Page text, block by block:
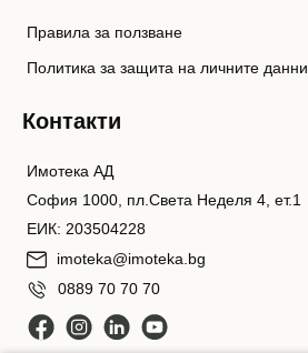
Правила за ползване
Политика за защита на личните данни
Контакти
Имотека АД
София 1000, пл.Света Неделя 4, ет.1
ЕИК: 203504228
imoteka@imoteka.bg
0889 70 70 70